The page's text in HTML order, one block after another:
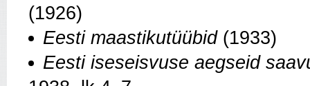
(1926)
Eesti maastikutüübid(1933)
Eesti iseseisvuse aegseid